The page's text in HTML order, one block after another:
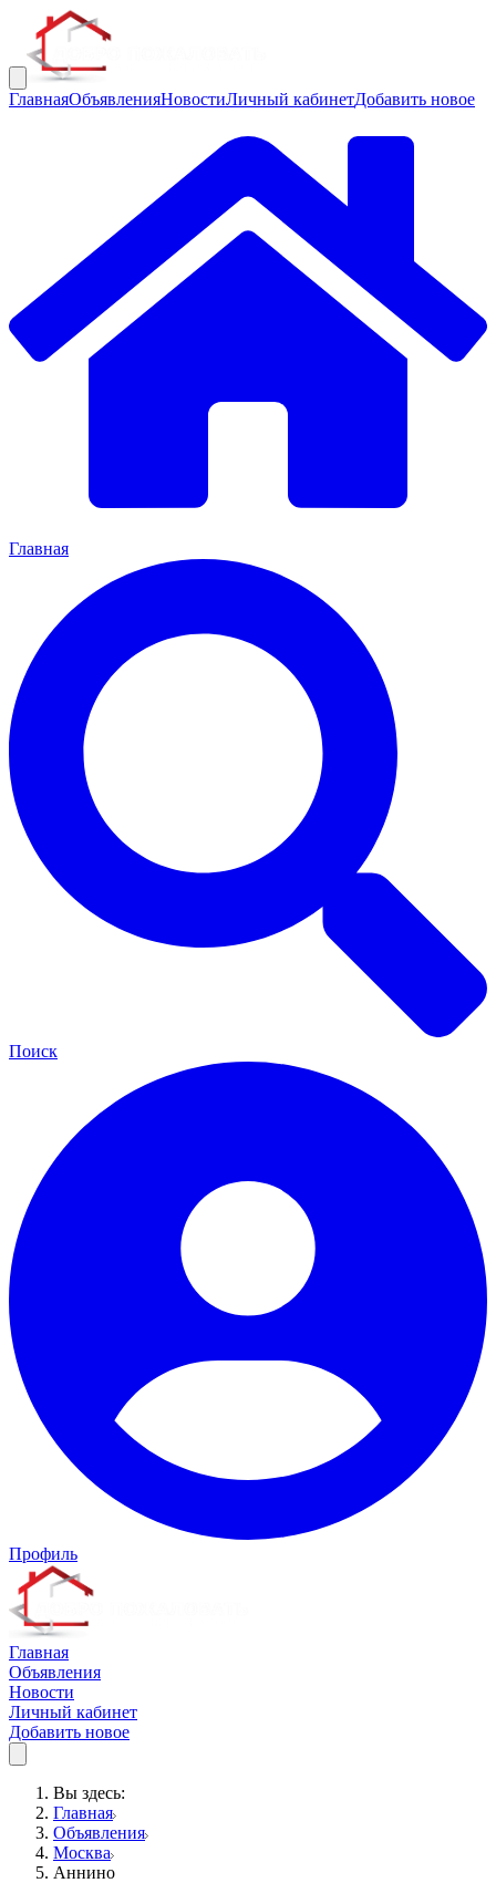
ГлавнаяОбъявленияНовостиЛичный кабинетДобавить новое
Главная
Поиск
Профиль
Главная
Объявления
Новости
Личный кабинет
Добавить новое
Вы здесь:
Главная
Объявления
Москва
Аннино